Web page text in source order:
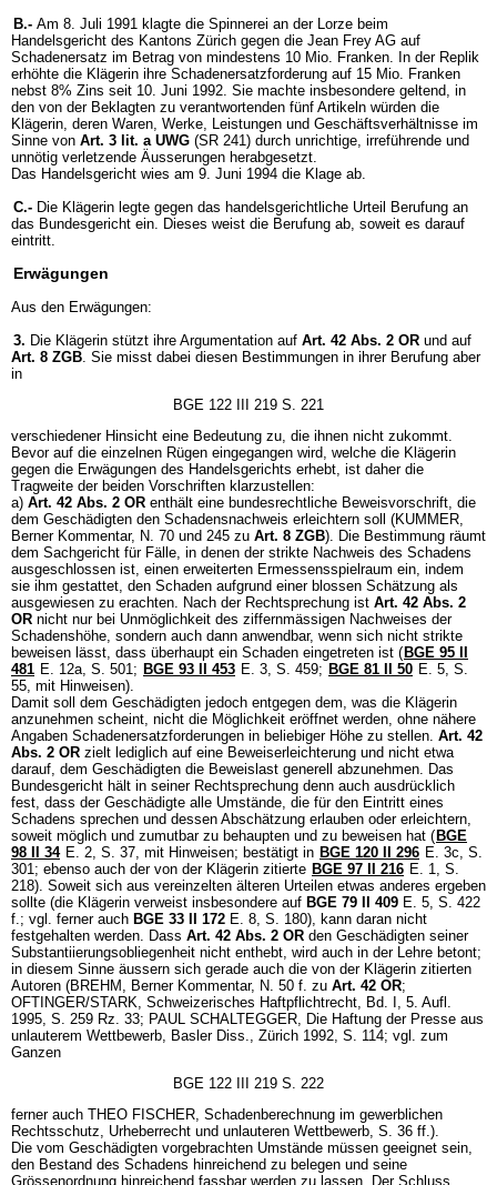
B.- Am 8. Juli 1991 klagte die Spinnerei an der Lorze beim
Handelsgericht des Kantons Zürich gegen die Jean Frey AG auf
Schadenersatz im Betrag von mindestens 10 Mio. Franken. In der Replik
erhöhte die Klägerin ihre Schadenersatzforderung auf 15 Mio. Franken
nebst 8% Zins seit 10. Juni 1992. Sie machte insbesondere geltend, in
den von der Beklagten zu verantwortenden fünf Artikeln würden die
Klägerin, deren Waren, Werke, Leistungen und Geschäftsverhältnisse im
Sinne von Art. 3 lit. a UWG (SR 241) durch unrichtige, irreführende und
unnötig verletzende Äusserungen herabgesetzt.
Das Handelsgericht wies am 9. Juni 1994 die Klage ab.
C.- Die Klägerin legte gegen das handelsgerichtliche Urteil Berufung an
das Bundesgericht ein. Dieses weist die Berufung ab, soweit es darauf
eintritt.
Erwägungen
Aus den Erwägungen:
3. Die Klägerin stützt ihre Argumentation auf Art. 42 Abs. 2 OR und auf
Art. 8 ZGB. Sie misst dabei diesen Bestimmungen in ihrer Berufung aber
in
BGE 122 III 219 S. 221
verschiedener Hinsicht eine Bedeutung zu, die ihnen nicht zukommt.
Bevor auf die einzelnen Rügen eingegangen wird, welche die Klägerin
gegen die Erwägungen des Handelsgerichts erhebt, ist daher die
Tragweite der beiden Vorschriften klarzustellen:
a) Art. 42 Abs. 2 OR enthält eine bundesrechtliche Beweisvorschrift, die
dem Geschädigten den Schadensnachweis erleichtern soll (KUMMER,
Berner Kommentar, N. 70 und 245 zu Art. 8 ZGB). Die Bestimmung räumt
dem Sachgericht für Fälle, in denen der strikte Nachweis des Schadens
ausgeschlossen ist, einen erweiterten Ermessensspielraum ein, indem
sie ihm gestattet, den Schaden aufgrund einer blossen Schätzung als
ausgewiesen zu erachten. Nach der Rechtsprechung ist Art. 42 Abs. 2
OR nicht nur bei Unmöglichkeit des ziffernmässigen Nachweises der
Schadenshöhe, sondern auch dann anwendbar, wenn sich nicht strikte
beweisen lässt, dass überhaupt ein Schaden eingetreten ist ( BGE 95 II
481 E. 12a, S. 501; BGE 93 II 453 E. 3, S. 459; BGE 81 II 50 E. 5, S.
55, mit Hinweisen).
Damit soll dem Geschädigten jedoch entgegen dem, was die Klägerin
anzunehmen scheint, nicht die Möglichkeit eröffnet werden, ohne nähere
Angaben Schadenersatzforderungen in beliebiger Höhe zu stellen. Art. 42
Abs. 2 OR zielt lediglich auf eine Beweiserleichterung und nicht etwa
darauf, dem Geschädigten die Beweislast generell abzunehmen. Das
Bundesgericht hält in seiner Rechtsprechung denn auch ausdrücklich
fest, dass der Geschädigte alle Umstände, die für den Eintritt eines
Schadens sprechen und dessen Abschätzung erlauben oder erleichtern,
soweit möglich und zumutbar zu behaupten und zu beweisen hat ( BGE
98 II 34 E. 2, S. 37, mit Hinweisen; bestätigt in BGE 120 II 296 E. 3c, S.
301; ebenso auch der von der Klägerin zitierte BGE 97 II 216 E. 1, S.
218). Soweit sich aus vereinzelten älteren Urteilen etwas anderes ergeben
sollte (die Klägerin verweist insbesondere auf BGE 79 II 409 E. 5, S. 422
f.; vgl. ferner auch BGE 33 II 172 E. 8, S. 180), kann daran nicht
festgehalten werden. Dass Art. 42 Abs. 2 OR den Geschädigten seiner
Substantiierungsobliegenheit nicht enthebt, wird auch in der Lehre betont;
in diesem Sinne äussern sich gerade auch die von der Klägerin zitierten
Autoren (BREHM, Berner Kommentar, N. 50 f. zu Art. 42 OR;
OFTINGER/STARK, Schweizerisches Haftpflichtrecht, Bd. I, 5. Aufl.
1995, S. 259 Rz. 33; PAUL SCHALTEGGER, Die Haftung der Presse aus
unlauterem Wettbewerb, Basler Diss., Zürich 1992, S. 114; vgl. zum
Ganzen
BGE 122 III 219 S. 222
ferner auch THEO FISCHER, Schadenberechnung im gewerblichen
Rechtsschutz, Urheberrecht und unlauteren Wettbewerb, S. 36 ff.).
Die vom Geschädigten vorgebrachten Umstände müssen geeignet sein,
den Bestand des Schadens hinreichend zu belegen und seine
Grössenordnung hinreichend fassbar werden zu lassen. Der Schluss,